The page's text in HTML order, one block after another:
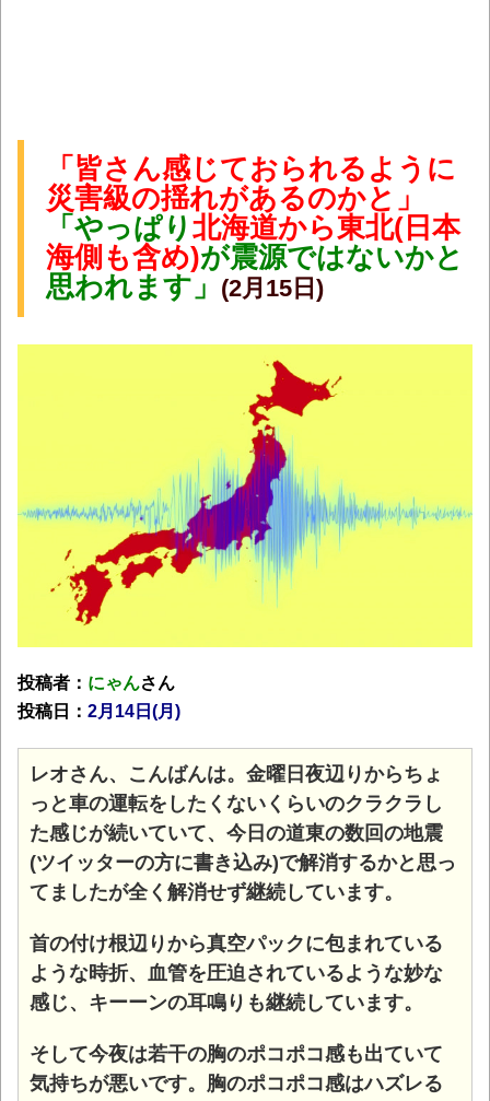
「皆さん感じておられるように
災害級の揺れがあるのかと」
「やっぱり 北海道から東北(日本
海側も含め)が震源ではないかと
思われます」 (2月15日)
投稿者： にゃんさん
投稿日： 2月14日(月 )
レオさん、こんばんは。金曜日夜辺りからちょ
っと車の運転をしたくないくらいのクラクラし
た感じが続いていて、今日の道東の数回の地震
(ツイッターの方に書き込み)で解消するかと思っ
てましたが全く解消せず継続しています。
首の付け根辺りから真空パックに包まれている
ような時折、血管を圧迫されているような妙な
感じ、キーーンの耳鳴りも継続しています。
そして今夜は若干の胸のポコポコ感も出ていて
気持ちが悪いです。胸のポコポコ感はハズレる